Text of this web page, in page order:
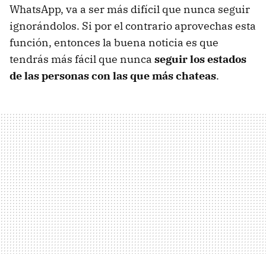
WhatsApp, va a ser más difícil que nunca seguir
ignorándolos. Si por el contrario aprovechas esta
función, entonces la buena noticia es que
tendrás más fácil que nunca seguir los estados
de las personas con las que más chateas.